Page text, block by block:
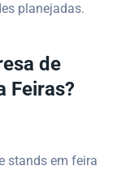
planejadas.
de
Feiras?
stands em feira